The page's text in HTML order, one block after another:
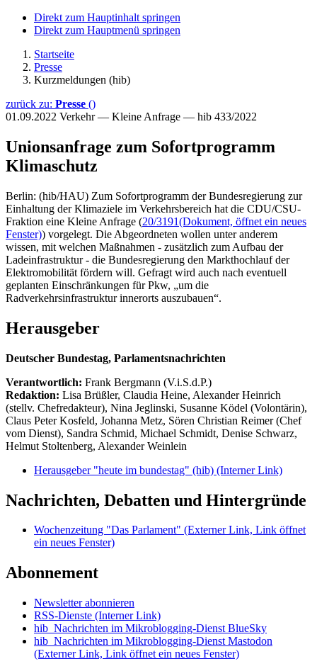
Direkt zum Hauptinhalt springen
Direkt zum Hauptmenü springen
Startseite
Presse
Kurzmeldungen (hib)
zurück zu: Presse ()
01.09.2022 Verkehr — Kleine Anfrage — hib 433/2022
Unionsanfrage zum Sofortprogramm
Klimaschutz
Berlin: (hib/HAU) Zum Sofortprogramm der Bundesregierung zur
Einhaltung der Klimaziele im Verkehrsbereich hat die CDU/CSU-
Fraktion eine Kleine Anfrage (20/3191(Dokument, öffnet ein neues
Fenster)) vorgelegt. Die Abgeordneten wollen unter anderem
wissen, mit welchen Maßnahmen - zusätzlich zum Aufbau der
Ladeinfrastruktur - die Bundesregierung den Markthochlauf der
Elektromobilität fördern will. Gefragt wird auch nach eventuell
geplanten Einschränkungen für Pkw, „um die
Radverkehrsinfrastruktur innerorts auszubauen“.
Herausgeber
Deutscher Bundestag, Parlamentsnachrichten
Verantwortlich: Frank Bergmann (V.i.S.d.P.)
Redaktion: Lisa Brüßler, Claudia Heine, Alexander Heinrich
(stellv. Chefredakteur), Nina Jeglinski, Susanne Ködel (Volontärin),
Claus Peter Kosfeld, Johanna Metz, Sören Christian Reimer (Chef
vom Dienst), Sandra Schmid, Michael Schmidt, Denise Schwarz,
Helmut Stoltenberg, Alexander Weinlein
Herausgeber "heute im bundestag" (hib) (Interner Link)
Nachrichten, Debatten und Hintergründe
Wochenzeitung "Das Parlament" (Externer Link, Link öffnet
ein neues Fenster)
Abonnement
Newsletter abonnieren
RSS-Dienste (Interner Link)
hib_Nachrichten im Mikroblogging-Dienst BlueSky
hib_Nachrichten im Mikroblogging-Dienst Mastodon
(Externer Link, Link öffnet ein neues Fenster)